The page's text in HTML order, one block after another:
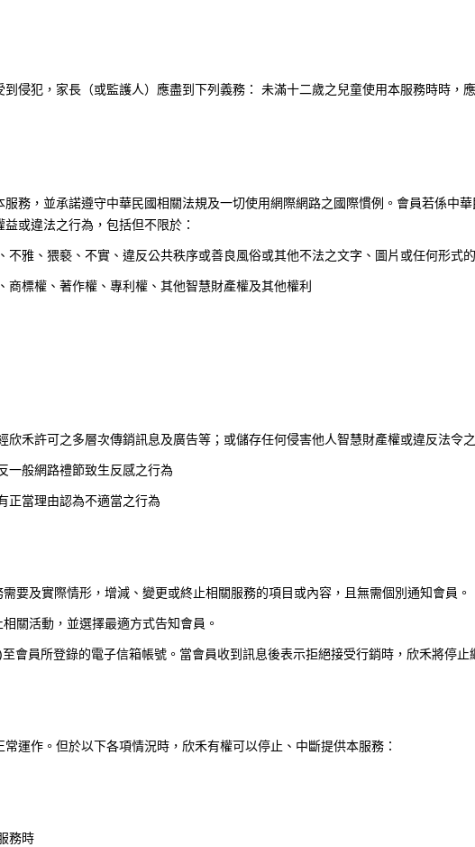
侵犯，家長（或監護人）應盡到下列義務： 未滿十二歲之兒童使用本服務時時，
務，並承諾遵守中華民國相關法規及一切使用網際網路之國際慣例。會員若係中
或違法之行為，包括但不限於：
不雅、猥褻、不實、違反公共秩序或善良風俗或其他不法之文字、圖片或任何形式
標權、著作權、專利權、其他智慧財產權及其他權利
欣禾許可之多層次傳銷訊息及廣告等；或儲存任何侵害他人智慧財產權或違反法令
一般網路禮節致生反感之行為
正當理由認為不適當之行為
要及實際情形，增減、變更或終止相關服務的項目或內容，且無需個別通知會員。
關活動，並選擇最適方式告知會員。
至會員所登錄的電子信箱帳號。當會員收到訊息後表示拒絕接受行銷時，欣禾將停止
運作。但於以下各項情況時，欣禾有權可以停止、中斷提供本服務：
務時